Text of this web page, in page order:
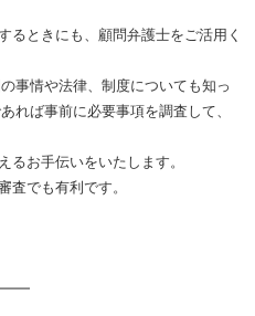
るときにも、顧問弁護士をご活用く
事情や法律、制度についても知っ
れば事前に必要事項を調査して、
るお手伝いをいたします。
査でも有利です。